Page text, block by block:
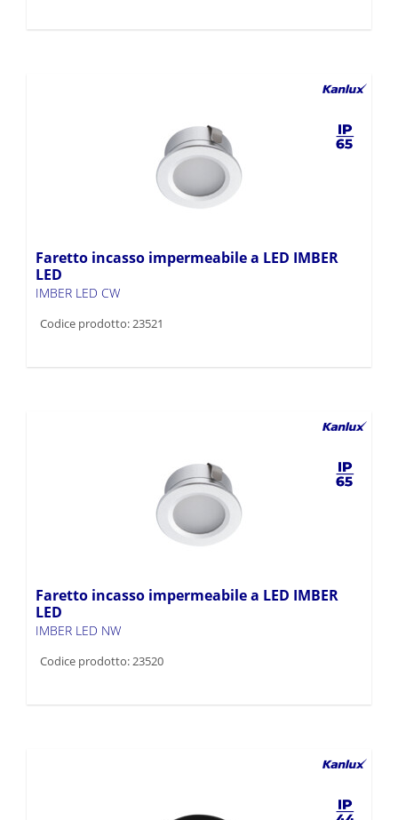
Faretto incasso impermeabile a LED IMBER
LED
IMBER LED CW
Codice prodotto: 23521
Faretto incasso impermeabile a LED IMBER
LED
IMBER LED NW
Codice prodotto: 23520